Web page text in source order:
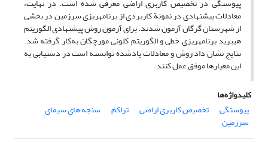
پیوستگی در تخصیص کاربری اراضی معرفی شده است. در نهایت،
معادلات پیشنهادی در نمونة کاربردی از برنامه­ریزی سرزمین در بخشی
از شهرستان گرگان آزمون شدند. برای آزمون روش پیشنهادی الگوریتم
هیبرید برنامه­ریزی خطی و الگوریتم کلونی مورچگان به‌کار گرفته شد.
نتایج نشان داد روش و معادلات یادشده توانسته است در دستیابی به
این معیارها موفق عمل کنند.
کلیدواژه‌ها
پیوستگی
تخصیص کاربری اراضی تراکم سنجه های سیمای
سرزمین